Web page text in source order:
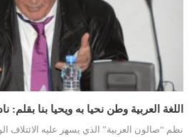
اللغة العربية وطن نحيا به ويحيا بنا بقلم:
نظم “صالون العربية” الذي يسهر عليه الائتلاف